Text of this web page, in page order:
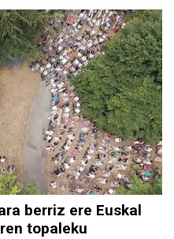
berriz ere Euskal
topaleku